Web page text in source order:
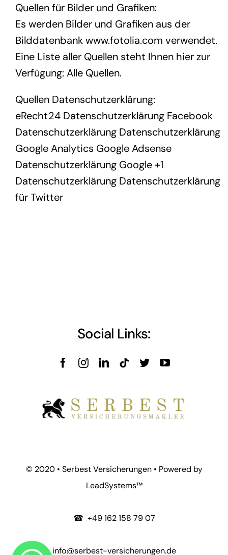
Quellen für Bilder und Grafiken:
Es werden Bilder und Grafiken aus der
Bilddatenbankwww.fotolia.com verwendet.
Eine Liste aller Quellen steht Ihnen hier zur
Verfügung: Alle Quellen.
Quellen Datenschutzerklärung:
eRecht24 Datenschutzerklärung Facebook
Datenschutzerklärung Datenschutzerklärung
Google Analytics Google Adsense
Datenschutzerklärung Google +1
Datenschutzerklärung Datenschutzerklärung
für Twitter
Social Links:
© 2020 • Serbest Versicherungen • Powered by
LeadSystems™
☎ +49 162 158 79 07
info@serbest-versicherungen.de